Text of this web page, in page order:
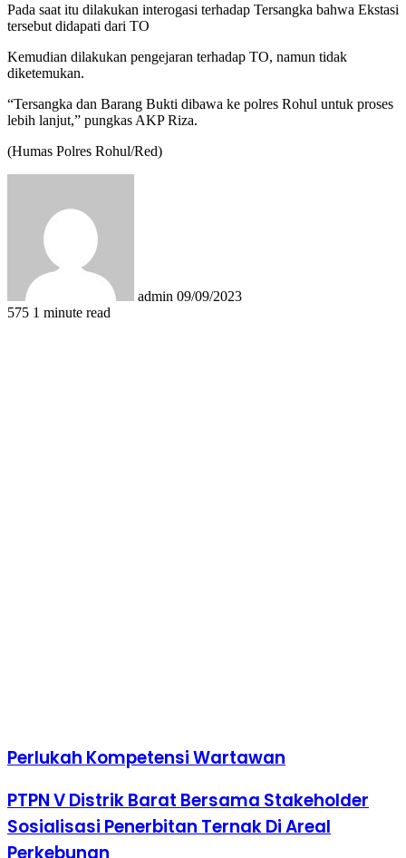
Pada saat itu dilakukan interogasi terhadap Tersangka bahwa Ekstasi
tersebut didapati dari TO
Kemudian dilakukan pengejaran terhadap TO, namun tidak
diketemukan.
“Tersangka dan Barang Bukti dibawa ke polres Rohul untuk proses
lebih lanjut,” pungkas AKP Riza.
(Humas Polres Rohul/Red)
admin 09/09/2023
575 1 minute read
Perlukah Kompetensi Wartawan
PTPN V Distrik Barat Bersama Stakeholder
Sosialisasi Penerbitan Ternak Di Areal